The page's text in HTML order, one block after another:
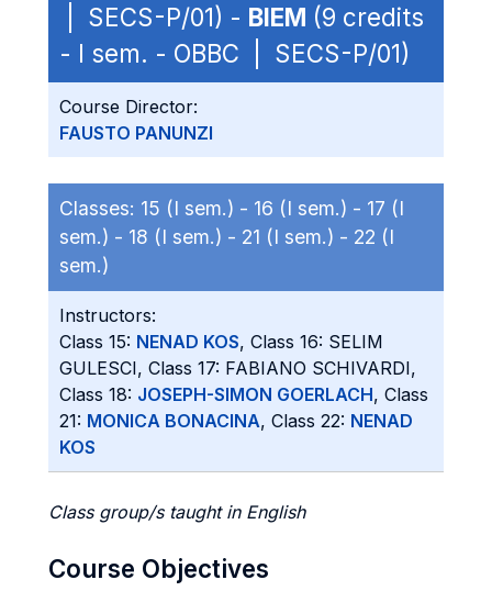
| SECS-P/01) - BIEM (9 credits
- I sem. - OBBC | SECS-P/01)
Course Director:
FAUSTO PANUNZI
Classes: 15 (I sem.) - 16 (I sem.) - 17 (I
sem.) - 18 (I sem.) - 21 (I sem.) - 22 (I
sem.)
Instructors:
Class 15: NENAD KOS, Class 16: SELIM
GULESCI, Class 17: FABIANO SCHIVARDI,
Class 18: JOSEPH-SIMON GOERLACH, Class
21: MONICA BONACINA, Class 22: NENAD
KOS
Class group/s taught in English
Course Objectives